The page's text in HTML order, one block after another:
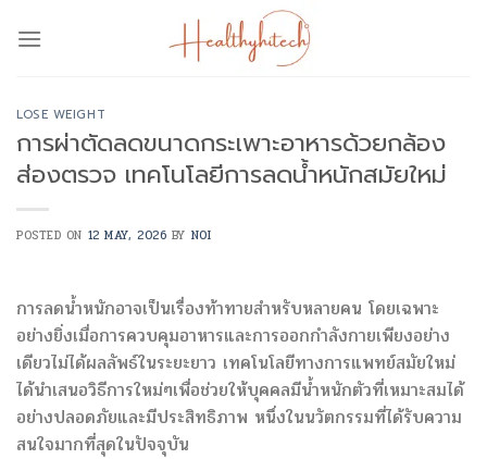
LOSE WEIGHT
การผ่าตัดลดขนาดกระเพาะอาหารด้วยกล้อง
ส่องตรวจ เทคโนโลยีการลดน้ำหนักสมัยใหม่
POSTED ON 12 MAY, 2026 BY NOI
การลดน้ำหนักอาจเป็นเรื่องท้าทายสำหรับหลายคน โดยเฉพาะ
อย่างยิ่งเมื่อการควบคุมอาหารและการออกกำลังกายเพียงอย่าง
เดียวไม่ได้ผลลัพธ์ในระยะยาว เทคโนโลยีทางการแพทย์สมัยใหม่
ได้นำเสนอวิธีการใหม่ๆเพื่อช่วยให้บุคคลมีน้ำหนักตัวที่เหมาะสมได้
อย่างปลอดภัยและมีประสิทธิภาพ หนึ่งในนวัตกรรมที่ได้รับความ
สนใจมากที่สุดในปัจจุบัน